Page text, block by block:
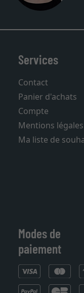
Services
Contact
Panier d'achats
Compte
Mentions légales
Modes de
paiement